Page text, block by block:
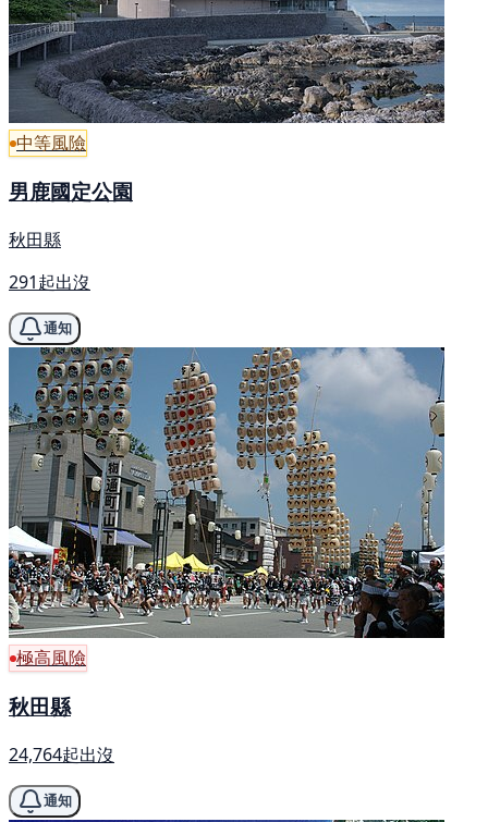
中等風險
男鹿國定公園
秋田縣
291起出沒
通知
極高風險
秋田縣
24,764起出沒
通知